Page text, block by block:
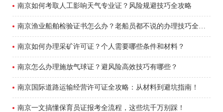
南京如何考取人工影响天气专业证？风险规避技巧全攻略
南京渔业船舶检验证书怎么办？老船员都不说的办理技巧全在这了
南京如何办理采矿许可证？个人需要哪些条件和材料？
南京怎么办理施放气球证？避风险高效技巧有哪些？
南京国际道路运输经营许可证全攻略：从材料到避坑指南！
南京一文搞懂保育员证报考全流程，这些坑千万别踩！